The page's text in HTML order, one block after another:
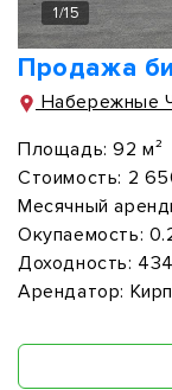
1/15
Продажа
Набережные
Площадь: 92 м²
Стоимость: 2
Месячный
Окупаемость:
Доходность:
Арендатор: